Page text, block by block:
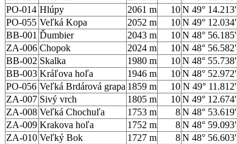
PO-014 Hlúpy 2061 m 10N 49° 14.213'
PO-055 Veľká Kopa 2052 m 10N 49° 12.034'
BB-001 Ďumbier 2043 m 10N 48° 56.185'
ZA-006 Chopok 2024 m 10N 48° 56.582'
BB-002 Skalka 1980 m 10N 48° 55.738'
BB-003 Kráľova hoľa 1946 m 10N 48° 52.972'
PO-056 Veľká Brdárová grapa 1859 m 10 N 49° 11.812'
ZA-007 Sivý vrch 1805 m 10N 49° 12.674'
ZA-008 Veľká Chochuľa 1753 m 8N 48° 53.619'
ZA-009 Krakova hoľa 1752 m 8N 48° 59.093'
ZA-010 Veľký Bok 1727 m 8N 48° 56.603'